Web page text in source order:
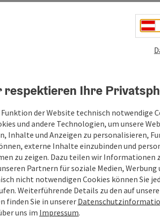
Bohrung. Diverse Werke von
sich ebenfalls im Museum.
respektieren Ihre
der Website technisch notwendige
und andere Technologien, um unsere
Inhalte und Anzeigen zu personalisieren,
externe Inhalte einzubinden und
zu zeigen. Dazu teilen wir Informationen
Partnern für soziale Medien, Werbung
nicht notwendigen Cookies können Sie
Weiterführende Details zu den auf
finden Sie in unserer
uns im Impressum.